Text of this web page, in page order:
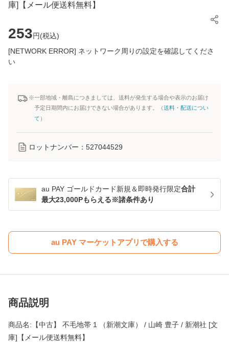
庫]【メール便送料無料】
253円(税込)
[NETWORK ERROR] ネットワーク周りの設定を確認してくださ
い
※一部地域・離島につきましては、送料が発生する場合や表示のお届け
予定日期間内にお届けできない場合があります。（送料・配送につい
て ）
ロットナンバー： 527044529
au PAY ゴールドカード新規＆即時発行限定合計
最大23,000Pもらえる※諸条件あり
au PAY マーケットアプリで購入する
商品説明
商品名:【中古】 不毛地帯 1 （新潮文庫） / 山崎 豊子 / 新潮社 [文
庫]【メール便送料無料】